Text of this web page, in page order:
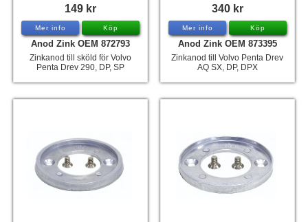
149 kr
Mer info Köp
Anod Zink OEM 872793
Zinkanod till sköld för Volvo
Penta Drev 290, DP, SP
340 kr
Mer info Köp
Anod Zink OEM 873395
Zinkanod till Volvo Penta Drev
AQ SX, DP, DPX